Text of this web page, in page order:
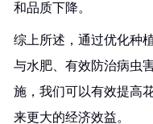
和品质下降。
综上所述，通过优化种
与水肥、有效防治病虫
施，我们可以有效提高
来更大的经济效益。